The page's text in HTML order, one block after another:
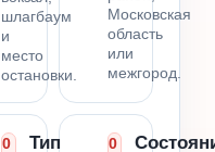
шлагбаум
и
место
остановки.
Московская
область
или
межгород.
0
Тип
0